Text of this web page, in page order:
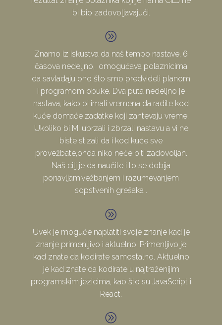
bi bio zadovoljavajući.
A
A
Znamo iz iskustva da naš tempo nastave, 6
časova nedeljno, omogućava polaznicima
da savladaju ono što smo predvideli planom
i programom obuke. Dva puta nedeljno je
nastava, kako bi imali vremena da radite kod
kuće domaće zadatke koji zahtevaju vreme.
Ukoliko bi MI ubrzali i zbrzali nastavu a vi ne
biste stizali da i kod kuće sve
provežbate,onda niko neće biti zadovoljan.
Naš cilj je da naučite i to se dobija
ponavljam,vežbanjem i razumevanjem
sopstvenih grešaka .
A
A
Uvek je moguće naplatiti svoje znanje kad je
znanje primenljivo i aktuelno. Primenljivo je
kad znate da kodirate samostalno. Aktuelno
je kad znate da kodirate u najtraženijim
programskim jezicima, kao što su JavaScript i
React.
A
A